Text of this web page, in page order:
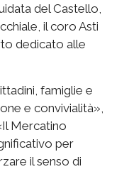
del Castello,
il coro Asti
dedicato alle
famiglie e
e convivialità»,
Mercatino
per
il senso di